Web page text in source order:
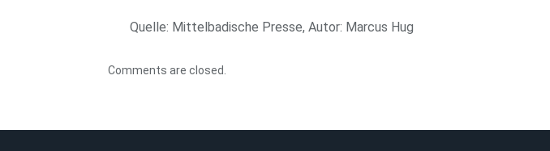
Quelle: Mittelbadische Presse, Autor: Marcus Hug
Comments are closed.